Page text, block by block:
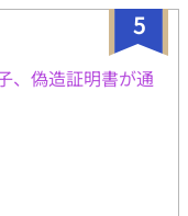
5
、偽造証明書が通